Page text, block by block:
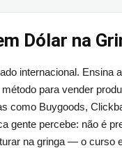
Dólar na
internacional. Ensina
para vender
como Buygoods,
gente percebe: não é
na gringa — o curso